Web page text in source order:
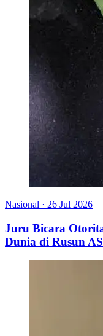
Nasional · 26 Jul 2026
Juru Bicara
Dunia di Rusun